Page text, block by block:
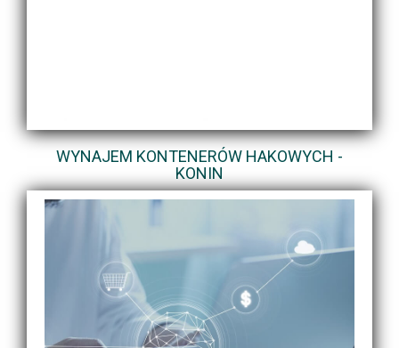
WYNAJEM KONTENERÓW HAKOWYCH -
KONIN